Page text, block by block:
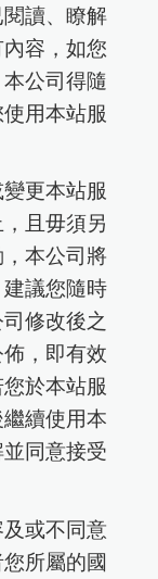
讀、瞭解
容，如您
公司得隨
用本站服
更本站服
且毋須另
本公司將
議您隨時
修改後之
，即有效
於本站服
續使用本
同意接受
或不同意
所屬的國